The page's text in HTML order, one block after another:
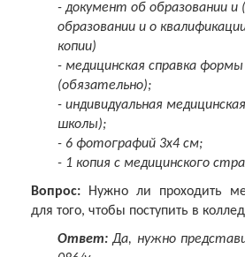
- документ об образовании и
образовании и о
копии)
- медицинская справка формы
(обязательно);
- индивидуальная
школы);
- 6 фотографий 3х4 см;
- 1 копия с медицинского
Вопрос: Нужно ли проходить
для того, чтобы поступить в
Ответ: Да, нужно